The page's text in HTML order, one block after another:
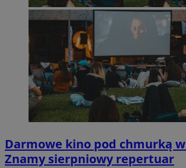
Darmowe kino pod chmurką
Znamy sierpniowy repertuar